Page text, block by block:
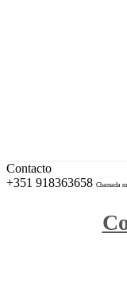
Contacto
+351 918363658 Chamada